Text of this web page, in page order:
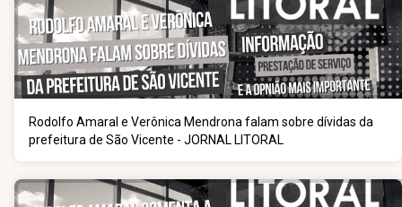
Rodolfo Amaral e Verônica Mendrona falam sobre dívidas da
prefeitura de São Vicente - JORNAL LITORAL